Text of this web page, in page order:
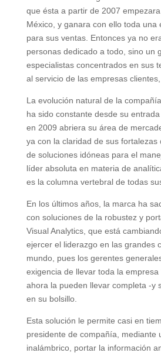
que ésta a partir de 2007
México, y ganara con ello toda una
para sus ventas. Entonces ya no
personas dedicado a todo, sino un
especialistas concentrados en sus
al servicio de las empresas
La evolución natural de la
ha sido constante desde su
en 2009 abriera su área de
ya con la claridad de sus fortalezas
de soluciones idóneas para el
líder absoluta en materia de
es la columna vertebral de todas
En los últimos años, la marca ha
con soluciones de la robustez y
Visual Analytics, que está
ejercer el liderazgo en las grandes
mundo, pues los gerentes
exigencia de llevar toda la empresa
ahora la pueden llevar completa -y
en su bolsillo.
Esta solución le permite casi en
presidente de compañía, mediante
inalámbrico, portar la información